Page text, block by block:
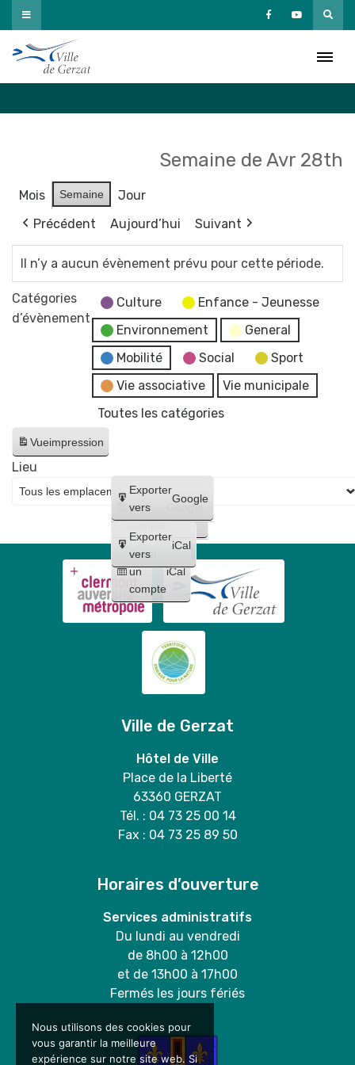
Passer
au
contenu
Semaine de Avr 28th
Mois Semaine
Jour
Précédent
Aujourd’hui Suivant
Il n’y a aucun évènement prévu pour cette période.
Catégories
d’évènement
Culture
Enfance - Jeunesse
Environnement
General
Mobilité
Social
Sport
Vie associative
Vie municipale
Toutes les catégories
Vueimpression
Créer
un
compte
Google
Créer
un
compte
iCal
Exporter
vers
Google
Exporter
vers
iCal
Lieu
Ville de Gerzat
Hôtel de Ville
Place de la Liberté
63360 GERZAT
Tél. : 04 73 25 00 14
Fax : 04 73 25 89 50
Horaires d’ouverture
Services administratifs
Du lundi au vendredi
de 8h00 à 12h00
et de 13h00 à 17h00
Fermés les jours fériés
Nous utilisons des cookies pour
vous garantir la meilleure
expérience sur notre site web. Si